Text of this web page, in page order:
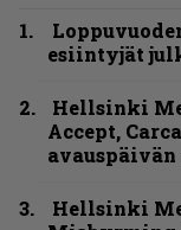
esiintyjät
Hellsinki
Accept,
Hellsinki